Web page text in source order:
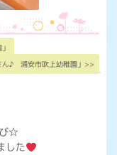
ん♪ 浦安市吹上幼稚園」>>
び☆
した